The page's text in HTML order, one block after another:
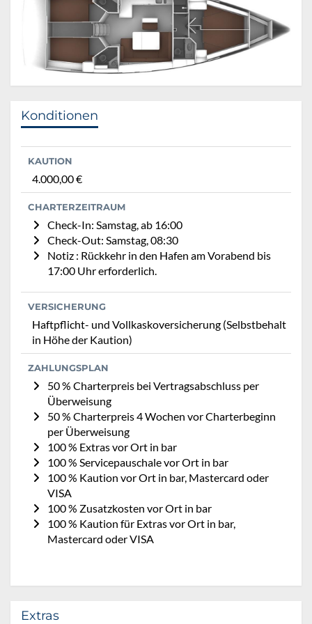
Konditionen
KAUTION
4.000,00 €
CHARTERZEITRAUM
Check-In: Samstag, ab 16:00
Check-Out: Samstag, 08:30
Notiz : Rückkehr in den Hafen am Vorabend bis
17:00 Uhr erforderlich.
VERSICHERUNG
Haftpflicht- und Vollkaskoversicherung (Selbstbehalt
in Höhe der Kaution)
ZAHLUNGSPLAN
50 % Charterpreis bei Vertragsabschluss per
Überweisung
50 % Charterpreis 4 Wochen vor Charterbeginn
per Überweisung
100 % Extras vor Ort in bar
100 % Servicepauschale vor Ort in bar
100 % Kaution vor Ort in bar, Mastercard oder
VISA
100 % Zusatzkosten vor Ort in bar
100 % Kaution für Extras vor Ort in bar,
Mastercard oder VISA
Extras